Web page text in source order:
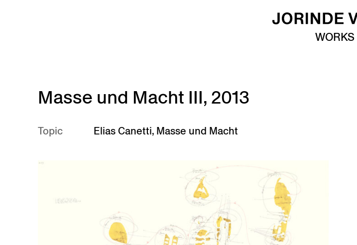
WORKS
Masse und Macht III, 2013
Topic Elias Canetti, Masse und Macht